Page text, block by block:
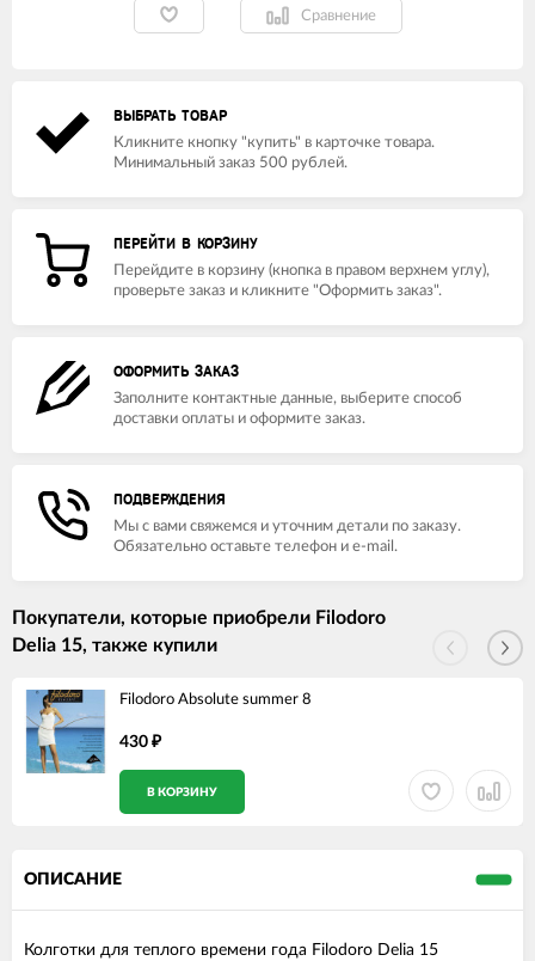
Сравнение
ВЫБРАТЬ ТОВАР
Кликните кнопку "купить" в карточке товара.
Минимальный заказ 500 рублей.
ПЕРЕЙТИ В КОРЗИНУ
Перейдите в корзину (кнопка в правом верхнем углу),
проверьте заказ и кликните "Оформить заказ".
ОФОРМИТЬ ЗАКАЗ
Заполните контактные данные, выберите способ
доставки оплаты и оформите заказ.
ПОДВЕРЖДЕНИЯ
Мы с вами свяжемся и уточним детали по заказу.
Обязательно оставьте телефон и e-mail.
Покупатели, которые приобрели Filodoro
Delia 15, также купили
Filodoro Absolute summer 8
430 ₽
В КОРЗИНУ
ОПИСАНИЕ
Колготки для теплого времени года Filodoro Delia 15